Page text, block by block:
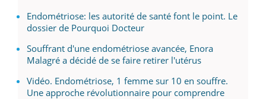
Endométriose: les autorité de santé font le point. Le
dossier de Pourquoi Docteur
Souffrant d'une endométriose avancée, Enora
Malagré a décidé de se faire retirer l'utérus
Vidéo. Endométriose, 1 femme sur 10 en souffre.
Une approche révolutionnaire pour comprendre